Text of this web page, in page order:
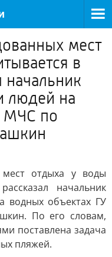
мест
в
начальник
людей на
МЧС по
отдыха у воды
начальник
водных объектах ГУ
По его словам,
поставлена задача
пляжей.